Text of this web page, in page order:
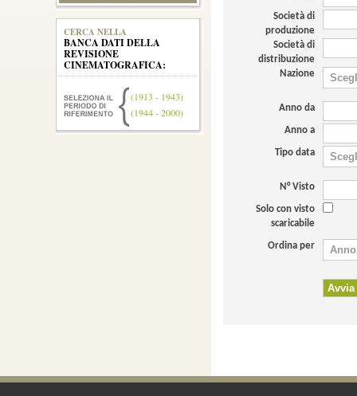
Società di
produzione
Società di
distribuzione
Nazione
Anno da
Anno a
Tipo data
N° Visto
Solo con visto
scaricabile
Ordina per
CERCA NELLA
BANCA DATI DELLA
REVISIONE
CINEMATOGRAFICA:
(1913 - 1943)
(1944 - 2000)